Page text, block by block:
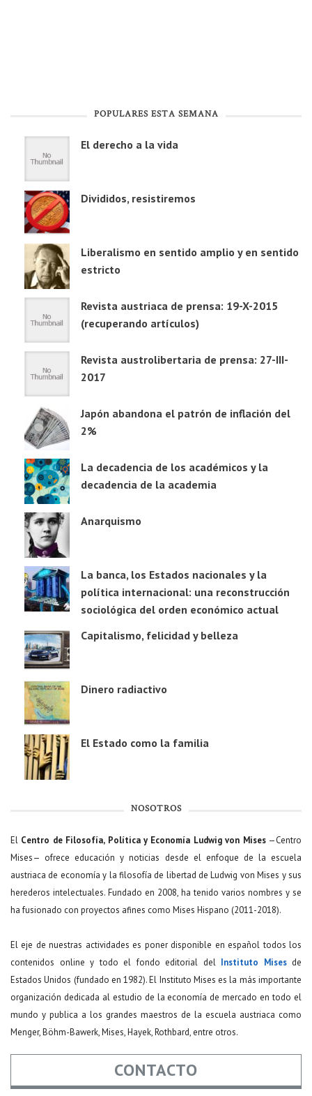
POPULARES ESTA SEMANA
El derecho a la vida
Divididos, resistiremos
Liberalismo en sentido amplio y en sentido
estricto
Revista austriaca de prensa: 19-X-2015
(recuperando artículos)
Revista austrolibertaria de prensa: 27-III-
2017
Japón abandona el patrón de inflación del
2%
La decadencia de los académicos y la
decadencia de la academia
Anarquismo
La banca, los Estados nacionales y la
política internacional: una reconstrucción
sociológica del orden económico actual
Capitalismo, felicidad y belleza
Dinero radiactivo
El Estado como la familia
NOSOTROS
El Centro de Filosofía, Política y Economía Ludwig von Mises—Centro
Mises— ofrece educación y noticias desde el enfoque de la escuela
austriaca de economía y la filosofía de libertad de Ludwig von Mises y sus
herederos intelectuales. Fundado en 2008, ha tenido varios nombres y se
ha fusionado con proyectos afines como Mises Hispano (2011-2018).
El eje de nuestras actividades es poner disponible en español todos los
contenidos online y todo el fondo editorial del Instituto Misesde
Estados Unidos (fundado en 1982). El Instituto Mises es la más importante
organización dedicada al estudio de la economía de mercado en todo el
mundo y publica a los grandes maestros de la escuela austriaca como
Menger, Böhm-Bawerk, Mises, Hayek, Rothbard, entre otros.
CONTACTO